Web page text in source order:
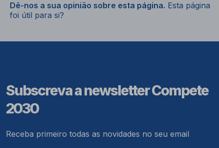
Dê-nos a sua opinião sobre esta página. Esta página
foi útil para si?
Subscreva a newsletter Compete
2030
Receba primeiro todas as novidades no seu email